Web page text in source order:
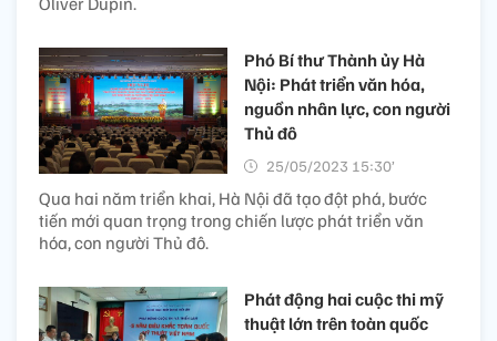
Phó Bí thư Thành ủy Hà
Nội: Phát triển văn hóa,
nguồn nhân lực, con người
Thủ đô
25/05/2023 15:30’
Qua hai năm triển khai, Hà Nội đã tạo đột phá, bước
tiến mới quan trọng trong chiến lược phát triển văn
hóa, con người Thủ đô.
Phát động hai cuộc thi mỹ
thuật lớn trên toàn quốc